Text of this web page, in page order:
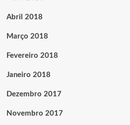
Abril 2018
Março 2018
Fevereiro 2018
Janeiro 2018
Dezembro 2017
Novembro 2017